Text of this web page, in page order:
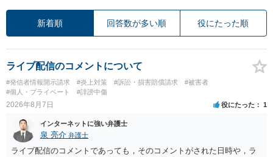
新着順 回答数が多い順 役にたった順
ライブ配信のコメントについて
#発信者情報開示請求 #炎上対策 #訴訟・損害賠償請求
#被害者
#個人・プライベート
#誹謗中傷
2026年8月7日 役にたった 1
インターネットに強い弁護士
泉 亮介 弁護士
ライブ配信のコメントであっても，そのコメントがされた日時や，ラ